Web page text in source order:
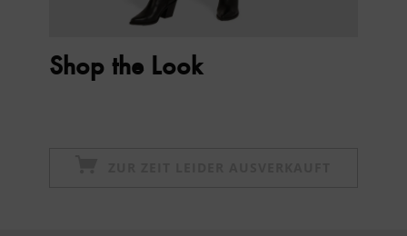
Shop the Look